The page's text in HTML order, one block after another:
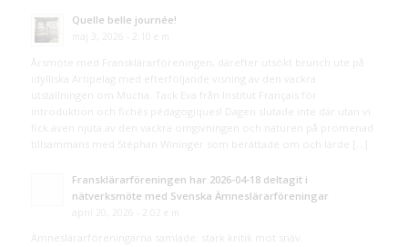
Quelle belle journée!
maj 3, 2026 - 2:10 e m
Årsmöte med Fransklärarföreningen, därefter utsökt brunch ute på
idylliska Artipelag med efterföljande visning av den vackra
utställningen om Mucha. Tack Eva från Institut Français för
introduktion och fichés pédagogiques! Dagen slutade inte där utan vi
fick även njuta av den vackra omgivningen och naturen på promenad
tillsammans med Stéphan Wininger som berättade om och lärde […]
Fransklärarföreningen har 2026-04-18 deltagit i
nätverksmöte med Svenska Ämneslärarföreningar
april 20, 2026 - 2:02 e m
Ämneslärarföreningarna samlade: stark kritik mot snäv